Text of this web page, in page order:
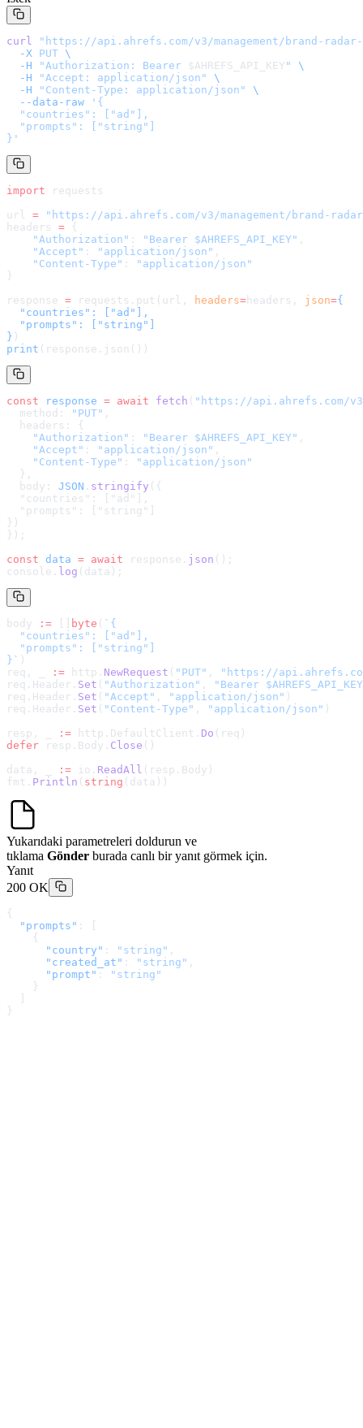
curl " https://api.ahrefs.com/v3/management/brand-
  -X
PUT \
  -H
"Authorization: Bearer $AHREFS_API_KEY "
\
  -H
"Accept: application/json"
\
  -H
"Content-Type: application/json"
\
  --data-raw
' {
  "countries": ["ad"],
  "prompts": ["string"]
} '
import requests
url = " https://api.ahrefs.com/v3/management/brand-
headers = {
    "Authorization"
: "Bearer $AHREFS_API_KEY" ,
    "Accept"
: "application/json" ,
    "Content-Type"
:
"application/json"
}
response = requests.put(url, headers= headers , json={
  "countries": ["ad"],
  "prompts": ["string"]
} )
print (response.json())
const response = await fetch ( " https://api.ahrefs.com/v3/
  method:
"PUT" ,
  headers: {
    "Authorization"
: "Bearer $AHREFS_API_KEY" ,
    "Accept"
: "application/json" ,
    "Content-Type"
:
"application/json"
  },
  body:
JSON . stringify ( {
  "countries": ["ad"],
  "prompts": ["string"]
} )
});
const data = await response. json ();
console. log (data);
body := byte ( ` {
  "countries": ["ad"],
  "prompts": ["string"]
} ` )
req, _
:= http. NewRequest ( "PUT" , " https://
req.Header. Set ( "Authorization" ,
"Bearer
req.Header. Set ( "Accept" , "application/json" )
req.Header. Set ( "Content-Type" , "application/json" )
resp, _
:= http.DefaultClient. Do (req)
defer resp.Body. Close ()
data, _
:= io. ReadAll (resp.Body)
fmt. Println ( string (data))
Yukarıdaki parametreleri doldurun ve
tıklama Gönder burada canlı bir yanıt görmek için.
Yanıt
200 OK
{
  "prompts"
: [
    {
      "country"
: "string" ,
      "created_at"
: "string" ,
      "prompt"
:
"string"
    }
}